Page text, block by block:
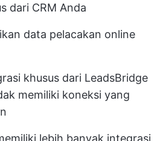
dari CRM Anda
data pelacakan online
khusus dari LeadsBridge
memiliki koneksi yang